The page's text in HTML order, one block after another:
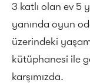
3 katlı olan ev 5
yanında oyun
üzerindeki
kütüphanesi ile
karşımızda.